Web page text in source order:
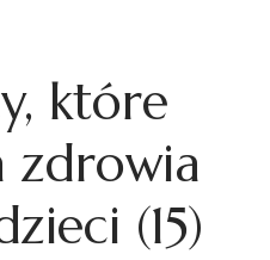
które
zdrowia
(15)